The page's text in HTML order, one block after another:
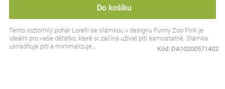
Do košíku
Tento roztomilý pohár Lorelli se slámkou v designu Funny Zoo Pink je
ideální pro vaše děťátko, které si začíná užívat pití samostatně. Slámka
usnadňuje pití a minimalizuje...
Kód: DA10200571402